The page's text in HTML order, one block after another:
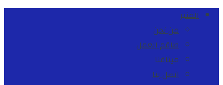
المنبر
من نحن
طاقم العمل
ميثاقنا
اتصل بنا